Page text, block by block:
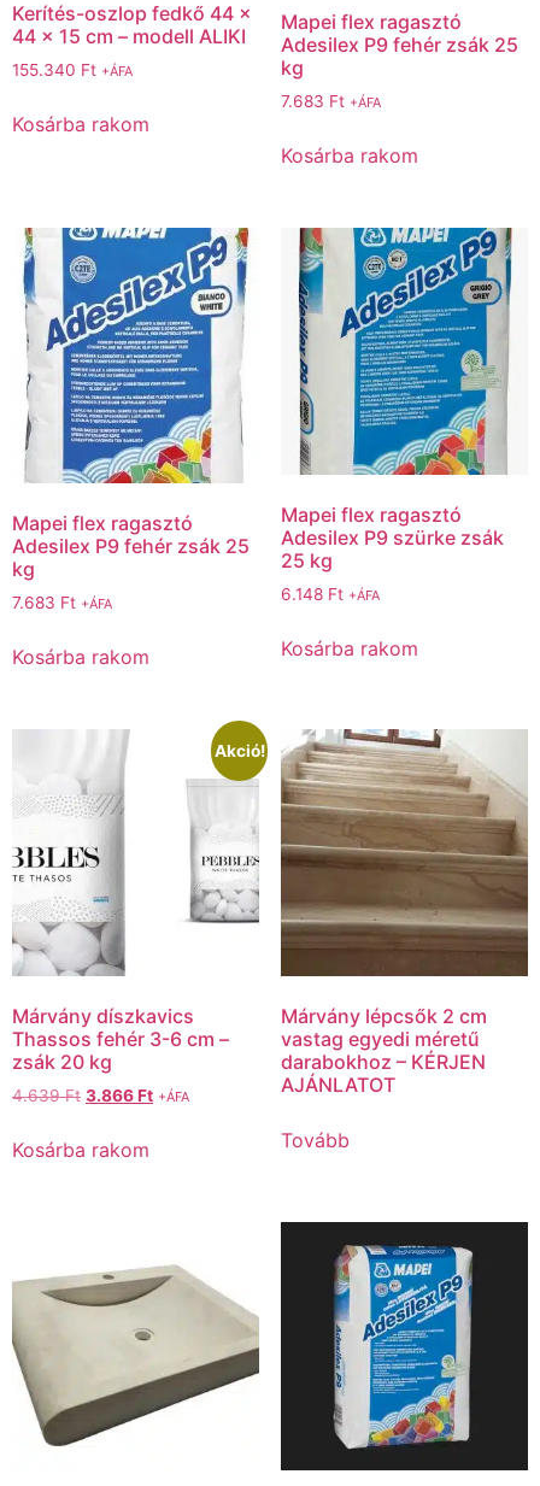
Kerítés-oszlop fedkő 44 x
44 x 15 cm – modell ALIKI
155.340 Ft +ÁFA
Kosárba rakom
Mapei flex ragasztó
Adesilex P9 fehér zsák 25
kg
7.683 Ft +ÁFA
Kosárba rakom
Mapei flex ragasztó
Adesilex P9 fehér zsák 25
kg
7.683 Ft +ÁFA
Kosárba rakom
Mapei flex ragasztó
Adesilex P9 szürke zsák
25 kg
6.148 Ft +ÁFA
Kosárba rakom
Akció!
Márvány díszkavics
Thassos fehér 3-6 cm –
zsák 20 kg
4.639Ft 3.866Ft +ÁFA
Kosárba rakom
Márvány lépcsők 2 cm
vastag egyedi méretű
darabokhoz – KÉRJEN
AJÁNLATOT
Tovább